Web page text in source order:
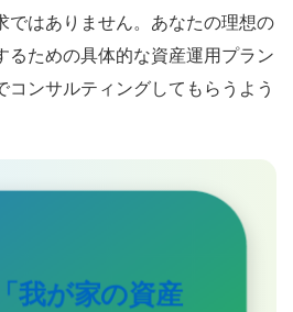
ではありません。あなたの理想の
るための具体的な資産運用プラン
コンサルティングしてもらうよう
我が家の資産